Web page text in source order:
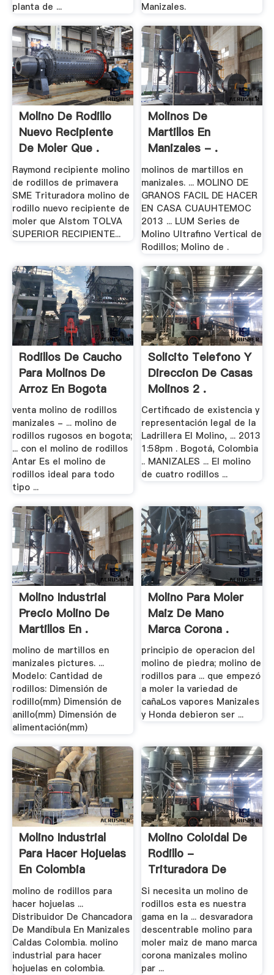
planta de ... Manizales.
Molino De Rodillo
Nuevo Recipiente
De Moler Que .
Raymond recipiente molino
de rodillos de primavera
SME Trituradora molino de
rodillo nuevo recipiente de
moler que Alstom TOLVA
SUPERIOR RECIPIENTE...
Molinos De
Martillos En
Manizales - .
molinos de martillos en
manizales. ... MOLINO DE
GRANOS FACIL DE HACER
EN CASA CUAUHTEMOC
2013 ... LUM Series de
Molino Ultrafino Vertical de
Rodillos; Molino de .
Rodillos De Caucho
Para Molinos De
Arroz En Bogota
venta molino de rodillos
manizales - ... molino de
rodillos rugosos en bogota;
... con el molino de rodillos
Antar Es el molino de
rodillos ideal para todo
tipo ...
Solicito Telefono Y
Direccion De Casas
Molinos 2 .
Certificado de existencia y
representación legal de la
Ladrillera El Molino, ... 2013
1:58pm . Bogotá, Colombia
.. MANIZALES ... El molino
de cuatro rodillos ...
Molino Industrial
Precio Molino De
Martillos En .
molino de martillos en
manizales pictures. ...
Modelo: Cantidad de
rodillos: Dimensión de
rodillo(mm) Dimensión de
anillo(mm) Dimensión de
alimentación(mm)
Molino Para Moler
Maiz De Mano
Marca Corona .
principio de operacion del
molino de piedra; molino de
rodillos para ... que empezó
a moler la variedad de
cañaLos vapores Manizales
y Honda debieron ser ...
Molino Industrial
Para Hacer Hojuelas
En Colombia
molino de rodillos para
hacer hojuelas ...
Distribuidor De Chancadora
De Mandíbula En Manizales
Caldas Colombia. molino
industrial para hacer
hojuelas en colombia.
Molino Coloidal De
Rodillo -
Trituradora De
Cono
Si necesita un molino de
rodillos esta es nuestra
gama en la ... desvaradora
descentrable molino para
moler maiz de mano marca
corona manizales molino
par ...